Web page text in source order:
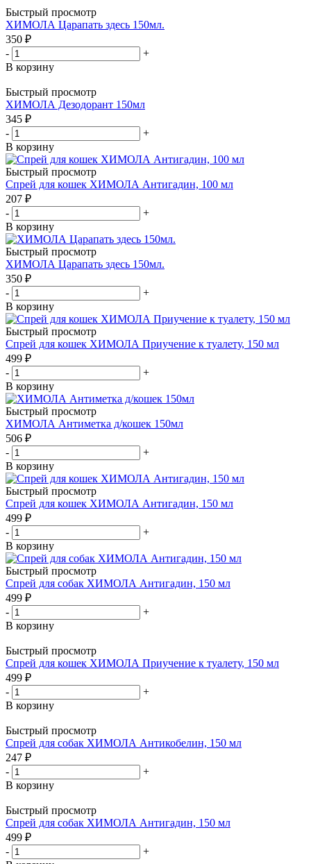
Быстрый просмотр
ХИМОЛА Царапать здесь 150мл.
350 ₽
-
+
В корзину
Быстрый просмотр
ХИМОЛА Дезодорант 150мл
345 ₽
-
+
В корзину
Быстрый просмотр
Спрей для кошек ХИМОЛА Антигадин, 100 мл
207 ₽
-
+
В корзину
Быстрый просмотр
ХИМОЛА Царапать здесь 150мл.
350 ₽
-
+
В корзину
Быстрый просмотр
Спрей для кошек ХИМОЛА Приучение к туалету, 150 мл
499 ₽
-
+
В корзину
Быстрый просмотр
ХИМОЛА Антиметка д/кошек 150мл
506 ₽
-
+
В корзину
Быстрый просмотр
Спрей для кошек ХИМОЛА Антигадин, 150 мл
499 ₽
-
+
В корзину
Быстрый просмотр
Спрей для собак ХИМОЛА Антигадин, 150 мл
499 ₽
-
+
В корзину
Быстрый просмотр
Спрей для кошек ХИМОЛА Приучение к туалету, 150 мл
499 ₽
-
+
В корзину
Быстрый просмотр
Спрей для собак ХИМОЛА Антикобелин, 150 мл
247 ₽
-
+
В корзину
Быстрый просмотр
Спрей для собак ХИМОЛА Антигадин, 150 мл
499 ₽
-
+